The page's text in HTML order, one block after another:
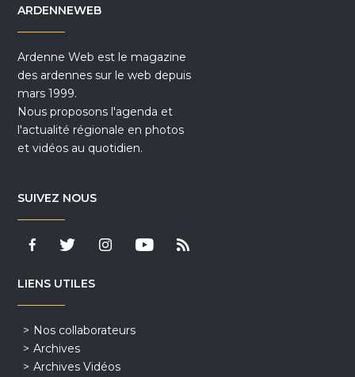
ARDENNEWEB
Ardenne Web est le magazine
des ardennes sur le web depuis
mars 1999.
Nous proposons l'agenda et
l'actualité régionale en photos
et vidéos au quotidien.
SUIVEZ NOUS
LIENS UTILES
Nos collaborateurs
Archives
Archives Vidéos